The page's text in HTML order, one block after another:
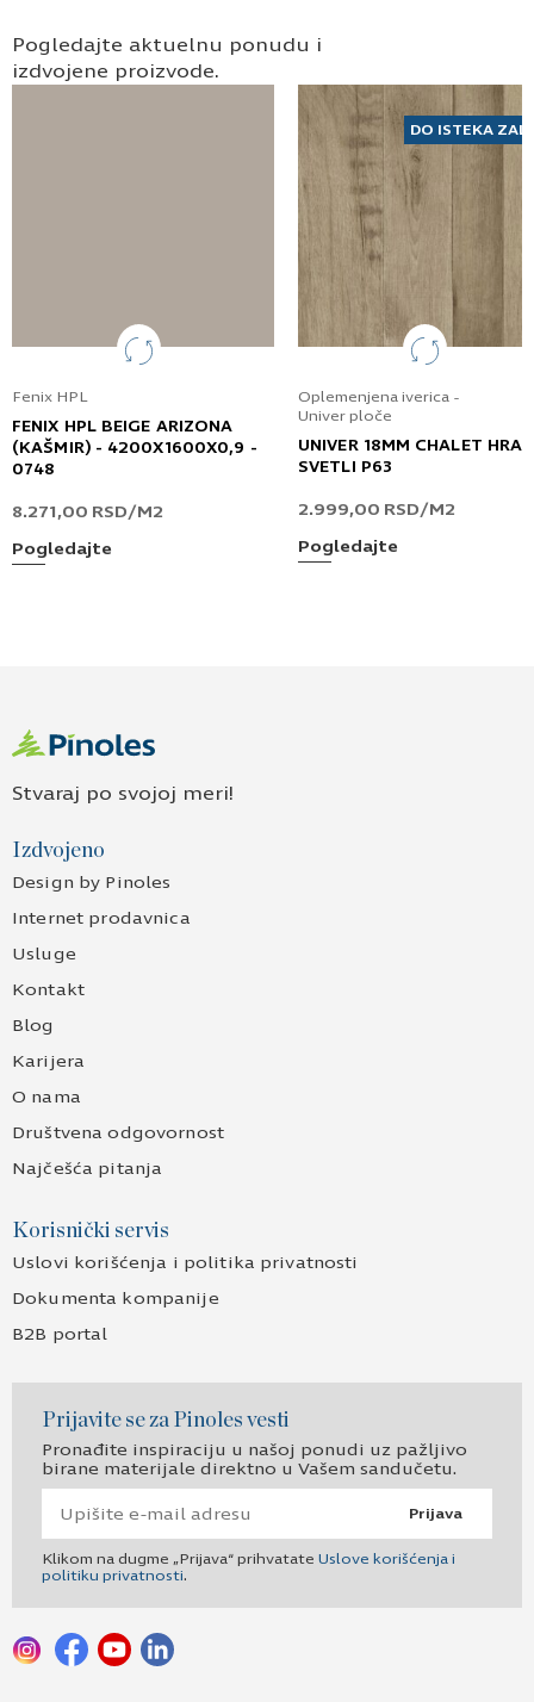
Pogledajte aktuelnu ponudu i
izdvojene proizvode.
Fenix HPL
FENIX HPL BEIGE ARIZONA
(KAŠMIR) - 4200X1600X0,9 -
0748
8.271,00 RSD/M2
Pogledajte
DO ISTEKA
Oplemenjena iverica -
Univer ploče
UNIVER 18MM CHALET
SVETLI P63
2.999,00 RSD/M2
Pogledajte
Stvaraj po svojoj meri!
Izdvojeno
Design by Pinoles
Internet prodavnica
Usluge
Kontakt
Blog
Karijera
O nama
Društvena odgovornost
Najčešća pitanja
Korisnički servis
Uslovi korišćenja i politika privatnosti
Dokumenta kompanije
B2B portal
Prijavite se za Pinoles vesti
Pronađite inspiraciju u našoj ponudi uz pažljivo
birane materijale direktno u Vašem sandučetu.
Prijava
Klikom na dugme „Prijava“ prihvatate Uslove korišćenja i
politiku privatnosti.